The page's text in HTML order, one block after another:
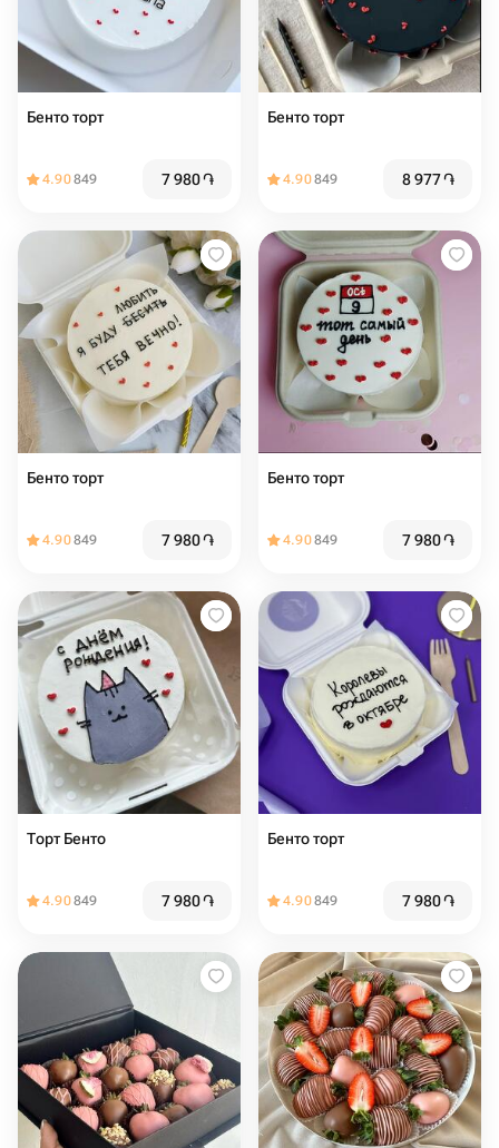
Бенто торт
4.90849 7 980֏
Бенто торт️
4.90849 8 977֏
Бенто торт
4.90849 7 980֏
Бенто торт
4.90849 7 980֏
Торт Бенто
4.90849 7 980֏
Бенто торт
4.90849 7 980֏